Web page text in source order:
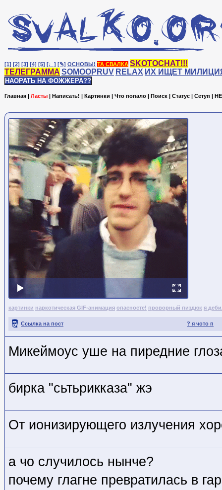
[1] [2] [3] [4] [5] [♩] [✎] ОСНОВЫ! ТА СВАЛКА SKOTOCHAT!!!
ТЕЛЕГРАММА SOMOOPRUV RELAX ИХ ИЩЕТ
НАОРАТЬ НА ФОЖЖЕРА??
Главная | Ласты | Написать! | Картинки | Что попало | Поиск | Статус | Сетуп |
картинки наркотическая GIF-анимация опасносте! проворный пиздюк я
? я чото п
Ссылка на пост
Микеймоус уше на пиредние
бирка "сьтьрикказа" жэ
От ионизирующего излучения
а чо случилось нынче?
почему глагне превратилась в